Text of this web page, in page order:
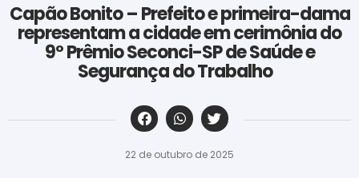
Capão Bonito – Prefeito e primeira-dama
representam a cidade em cerimônia do
9º Prêmio Seconci-SP de Saúde e
Segurança do Trabalho
‎ ‎ ‎ ‎ ‎ ‎ ‎ ‎ ‎ ‎ ‎ ‎ ‎ ‎ ‎ ‎ ‎ ‎ ‎ ‎ ‎ ‎ ‎ ‎ ‎ ‎ ‎ ‎ ‎ ‎ ‎
22 de outubro de 2025